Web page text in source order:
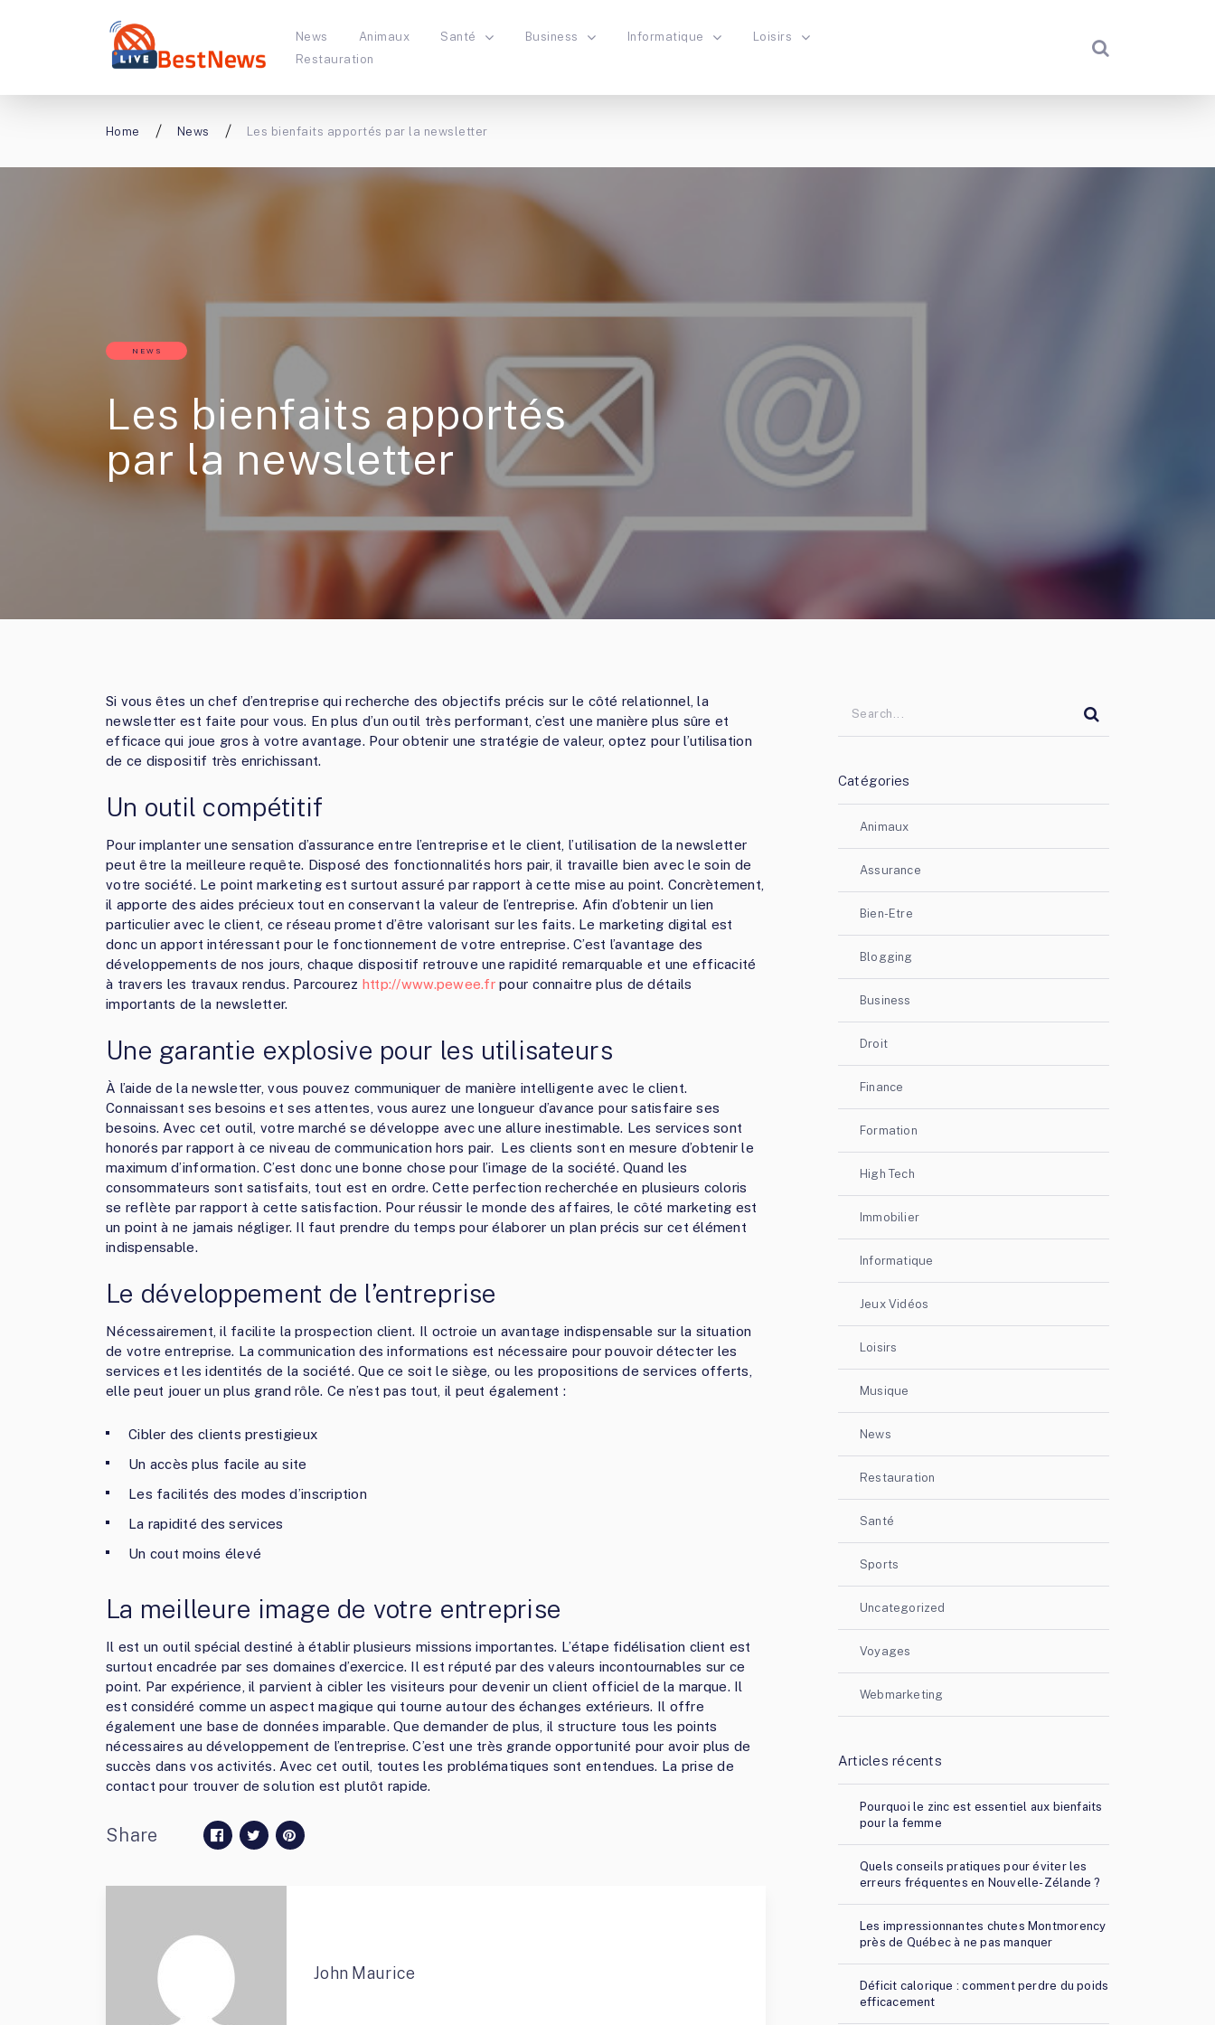
News Animaux Santé Business Informatique
Loisirs
Restauration
Home News Les bienfaits apportés par la newsletter
NEWS
Les bienfaits apportés
par la newsletter
Si vous êtes un chef d’entreprise qui recherche des objectifs précis sur le côté relationnel, la
newsletter est faite pour vous. En plus d’un outil très performant, c’est une manière plus sûre et
efficace qui joue gros à votre avantage. Pour obtenir une stratégie de valeur, optez pour l’utilisation
de ce dispositif très enrichissant.
Un outil compétitif
Pour implanter une sensation d’assurance entre l’entreprise et le client, l’utilisation de la newsletter
peut être la meilleure requête. Disposé des fonctionnalités hors pair, il travaille bien avec le soin de
votre société. Le point marketing est surtout assuré par rapport à cette mise au point. Concrètement,
il apporte des aides précieux tout en conservant la valeur de l’entreprise. Afin d’obtenir un lien
particulier avec le client, ce réseau promet d’être valorisant sur les faits. Le marketing digital est
donc un apport intéressant pour le fonctionnement de votre entreprise. C’est l’avantage des
développements de nos jours, chaque dispositif retrouve une rapidité remarquable et une efficacité
à travers les travaux rendus. Parcourez http://www.pewee.frpour connaitre plus de détails
importants de la newsletter.
Une garantie explosive pour les utilisateurs
À l’aide de la newsletter, vous pouvez communiquer de manière intelligente avec le client.
Connaissant ses besoins et ses attentes, vous aurez une longueur d’avance pour satisfaire ses
besoins. Avec cet outil, votre marché se développe avec une allure inestimable. Les services sont
honorés par rapport à ce niveau de communication hors pair. Les clients sont en mesure d’obtenir le
maximum d’information. C’est donc une bonne chose pour l’image de la société. Quand les
consommateurs sont satisfaits, tout est en ordre. Cette perfection recherchée en plusieurs coloris
se reflète par rapport à cette satisfaction. Pour réussir le monde des affaires, le côté marketing est
un point à ne jamais négliger. Il faut prendre du temps pour élaborer un plan précis sur cet élément
indispensable.
Le développement de l’entreprise
Nécessairement, il facilite la prospection client. Il octroie un avantage indispensable sur la situation
de votre entreprise. La communication des informations est nécessaire pour pouvoir détecter les
services et les identités de la société. Que ce soit le siège, ou les propositions de services offerts,
elle peut jouer un plus grand rôle. Ce n’est pas tout, il peut également :
Cibler des clients prestigieux
Un accès plus facile au site
Les facilités des modes d’inscription
La rapidité des services
Un cout moins élevé
La meilleure image de votre entreprise
Il est un outil spécial destiné à établir plusieurs missions importantes. L’étape fidélisation client est
surtout encadrée par ses domaines d’exercice. Il est réputé par des valeurs incontournables sur ce
point. Par expérience, il parvient à cibler les visiteurs pour devenir un client officiel de la marque. Il
est considéré comme un aspect magique qui tourne autour des échanges extérieurs. Il offre
également une base de données imparable. Que demander de plus, il structure tous les points
nécessaires au développement de l’entreprise. C’est une très grande opportunité pour avoir plus de
succès dans vos activités. Avec cet outil, toutes les problématiques sont entendues. La prise de
contact pour trouver de solution est plutôt rapide.
Share
John Maurice
Catégories
Animaux
Assurance
Bien-Etre
Blogging
Business
Droit
Finance
Formation
High Tech
Immobilier
Informatique
Jeux Vidéos
Loisirs
Musique
News
Restauration
Santé
Sports
Uncategorized
Voyages
Webmarketing
Articles récents
Pourquoi le zinc est essentiel aux bienfaits
pour la femme
Quels conseils pratiques pour éviter les
erreurs fréquentes en Nouvelle-Zélande ?
Les impressionnantes chutes Montmorency
près de Québec à ne pas manquer
Déficit calorique : comment perdre du poids
efficacement